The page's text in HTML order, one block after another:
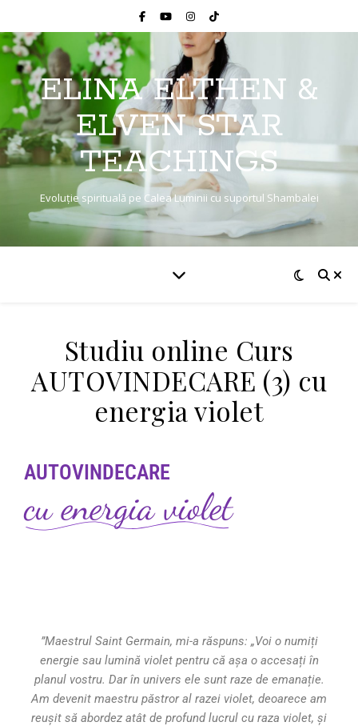
ELINA ELTHEN &
ELVEN STAR
TEACHINGS
Evoluție spirituală pe Calea Luminii cu suportul Shambalei
Studiu online Curs
AUTOVINDECARE (3) cu
energia violet
AUTOVINDECARE
cu energia violet
”Maestrul Saint Germain, mi-a răspuns: „Voi o numiți
energie sau lumină violet pentru că așa o accesați în
planul vostru. Dar în univers ele sunt raze de emanație.
Am devenit maestru păstror al razei violet, deoarece am
reușit să abordez atât de profund lucrul cu raza violet, și